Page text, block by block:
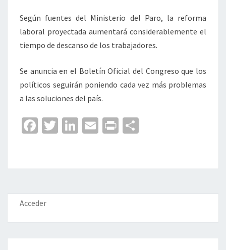
Según fuentes del Ministerio del Paro, la reforma
laboral proyectada aumentará considerablemente el
tiempo de descanso de los trabajadores.
Se anuncia en el Boletín Oficial del Congreso que los
políticos seguirán poniendo cada vez más problemas
a las soluciones del país.
Fa
o
o
k
T
er
Li
dI
n
E
l
Pr
p
ar
Acceder